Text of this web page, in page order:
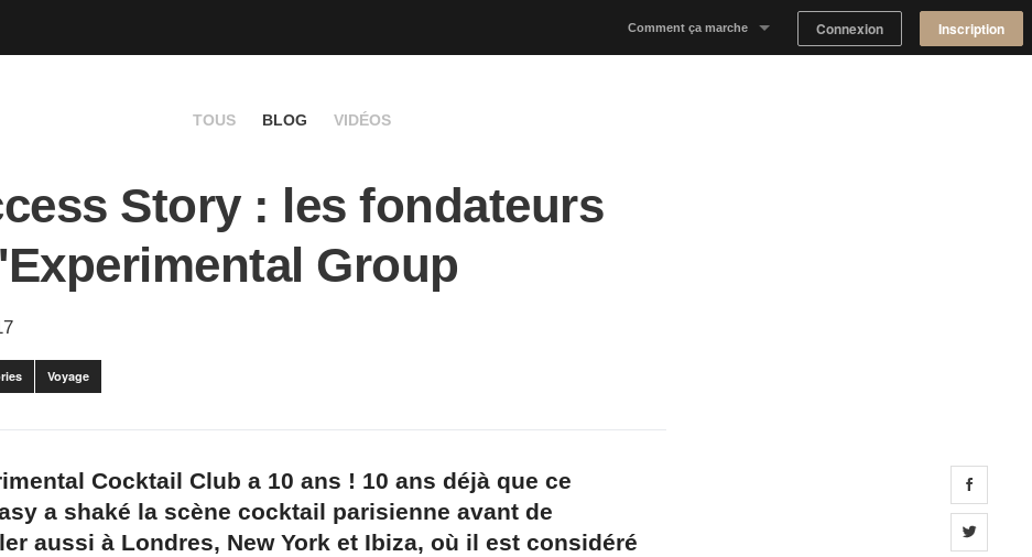
Comment ça marche Connexion Inscription
TOUS BLOG VIDÉOS
Story : les fondateurs
Group
Voyage
Cocktail Club a 10 ans ! 10 ans déjà que ce
a shaké la scène cocktail parisienne avant de
aussi à Londres, New York et Ibiza, où il est considéré